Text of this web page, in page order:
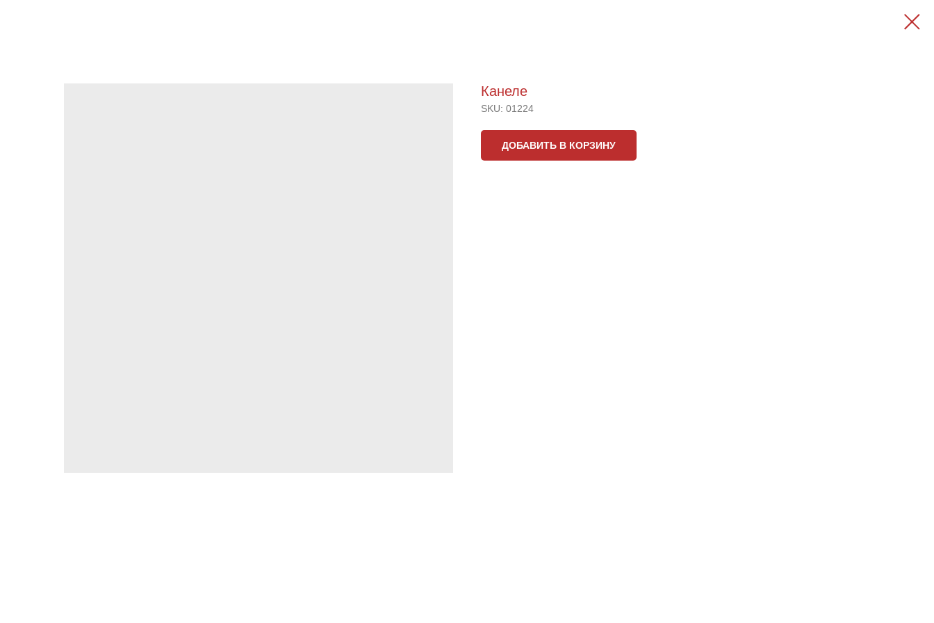
Канеле
SKU: 01224
ДОБАВИТЬ В КОРЗИНУ